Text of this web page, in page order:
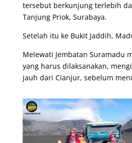
tersebut berkunjung terlebih
Tanjung Priok, Surabaya.
Setelah itu ke Bukit Jaddih,
Melewati Jembatan Suramadu
yang harus dilaksanakan,
jauh dari Cianjur, sebelum